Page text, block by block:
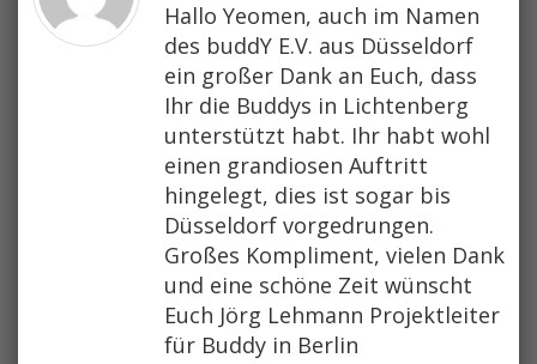
Hallo Yeomen, auch im Namen
des buddY E.V. aus Düsseldorf
ein großer Dank an Euch, dass
Ihr die Buddys in Lichtenberg
unterstützt habt. Ihr habt wohl
einen grandiosen Auftritt
hingelegt, dies ist sogar bis
Düsseldorf vorgedrungen.
Großes Kompliment, vielen Dank
und eine schöne Zeit wünscht
Euch Jörg Lehmann Projektleiter
für Buddy in Berlin